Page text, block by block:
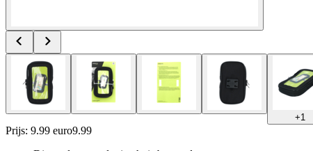
+1
Prijs: 9.99 euro9.99